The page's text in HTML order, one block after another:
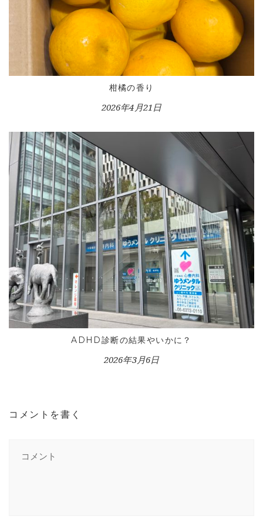
WORKS
LESSON
柑橘の香り
2026年4月21日
ADHD診断の結果やいかに？
2026年3月6日
コメントを書く